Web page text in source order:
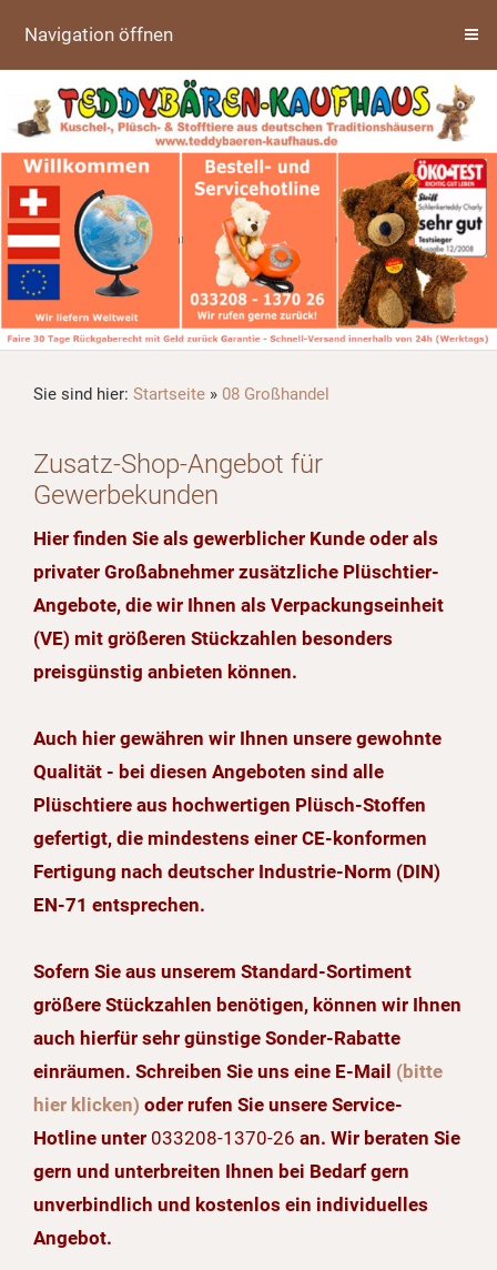
Navigation öffnen
Sie sind hier: Startseite » 08 Großhandel
Zusatz-Shop-Angebot für
Gewerbekunden
Hier finden Sie als gewerblicher Kunde oder als
privater Großabnehmer zusätzliche Plüschtier-
Angebote, die wir Ihnen als Verpackungseinheit
(VE) mit größeren Stückzahlen besonders
preisgünstig anbieten können.
Auch hier gewähren wir Ihnen unsere gewohnte
Qualität - bei diesen Angeboten sind alle
Plüschtiere aus hochwertigen Plüsch-Stoffen
gefertigt, die mindestens einer CE-konformen
Fertigung nach deutscher Industrie-Norm (DIN)
EN-71 entsprechen.
Sofern Sie aus unserem Standard-Sortiment
größere Stückzahlen benötigen, können wir Ihnen
auch hierfür sehr günstige Sonder-Rabatte
einräumen. Schreiben Sie uns eine E-Mail (bitte
hier klicken) oder rufen Sie unsere Service-
Hotline unter 033208-1370-26 an. Wir beraten Sie
gern und unterbreiten Ihnen bei Bedarf gern
unverbindlich und kostenlos ein individuelles
Angebot.